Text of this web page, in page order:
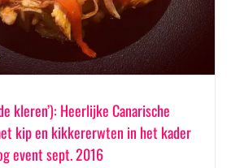
kleren’): Heerlijke Canarische
kip en kikkererwten in het kader
event sept. 2016